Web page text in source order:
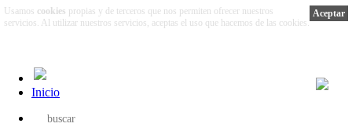
Inicio
Aceptar
Usamos cookies propias y de terceros que nos permiten ofrecer nuestros
servicios. Al utilizar nuestros servicios, aceptas el uso que hacemos de las cookies.